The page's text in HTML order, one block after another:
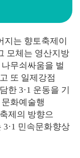
는 향토축제이
모체는 영산지방
무쇠싸움을 벌
또 일제강점
한 3·1 운동을 기
화예술행
제의 방향으
민속문화향상